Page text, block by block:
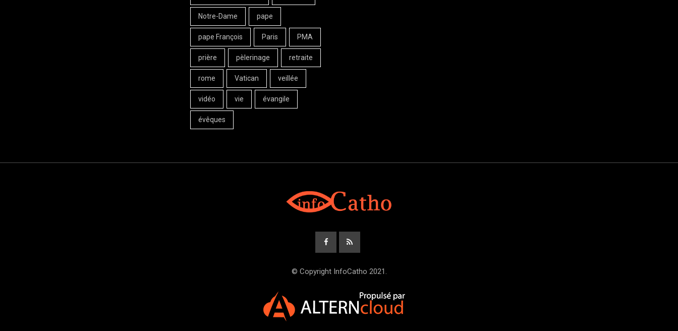
Notre-Dame pape
pape François Paris PMA
prière pèlerinage retraite
rome Vatican veillée
vidéo vie évangile
évêques
© Copyright InfoCatho 2021.